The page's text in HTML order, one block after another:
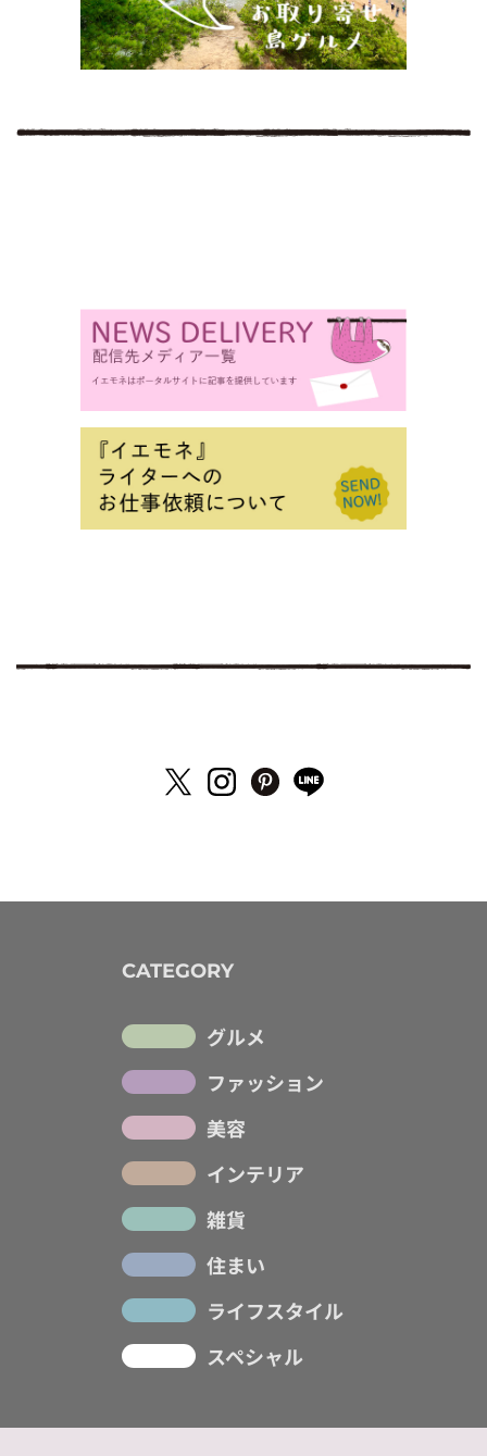
CATEGORY
グルメ
ファッション
美容
インテリア
雑貨
住まい
ライフスタイル
スペシャル